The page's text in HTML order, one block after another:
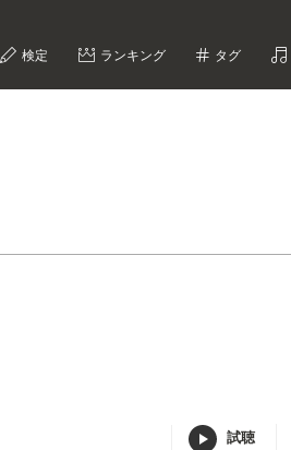
検定 ランキング タグ
試聴